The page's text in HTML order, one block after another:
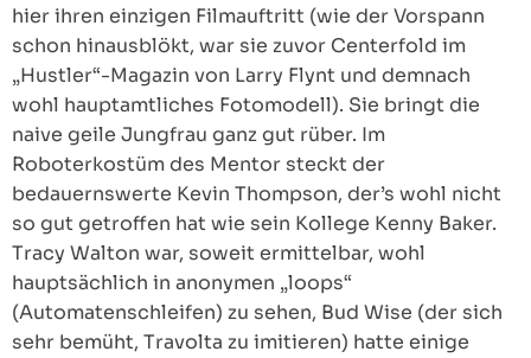
hier ihren einzigen Filmauftritt (wie der Vorspann
schon hinausblökt, war sie zuvor Centerfold im
„Hustler“-Magazin von Larry Flynt und demnach
wohl hauptamtliches Fotomodell). Sie bringt die
naive geile Jungfrau ganz gut rüber. Im
Roboterkostüm des Mentor steckt der
bedauernswerte Kevin Thompson, der’s wohl nicht
so gut getroffen hat wie sein Kollege Kenny Baker.
Tracy Walton war, soweit ermittelbar, wohl
hauptsächlich in anonymen „loops“
(Automatenschleifen) zu sehen, Bud Wise (der sich
sehr bemüht, Travolta zu imitieren) hatte einige